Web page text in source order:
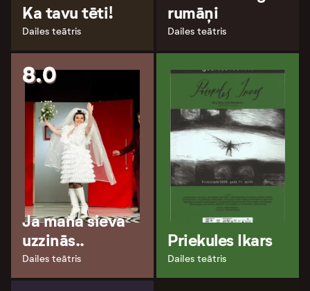
Ka tavu tēti!
Dailes teātris
rumāņi
Dailes teātris
8.0
Ja mana sieva
uzzinās..
Dailes teātris
Priekules Ikars
Dailes teātris